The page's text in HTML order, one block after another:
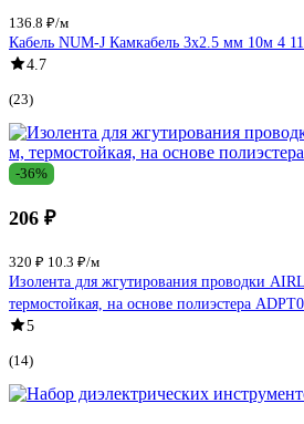
136.8 ₽/м
Кабель NUM-J Камкабель 3x2.5 мм 10м 4
4.7
(23)
-36%
206 ₽
320 ₽ 10.3 ₽/м
Изолента для жгутирования проводки
термостойкая, на основе полиэстера
5
(14)